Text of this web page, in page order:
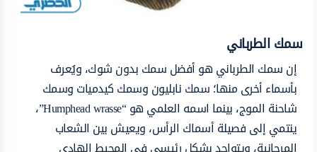
سمك الطرباني
إن سمك الطرباني هو أفضل سمك بدون شوك، ويُعرف
بأسماء أخرى منها؛ سمك نابليون وسمك كيدميات وسمك
شاحنة الموج، بينما اسمه العلمي هو “Humphead wrasse”،
ينتمي إلى فصيلة أسماك الرأس، ويعيش بين الشعاب